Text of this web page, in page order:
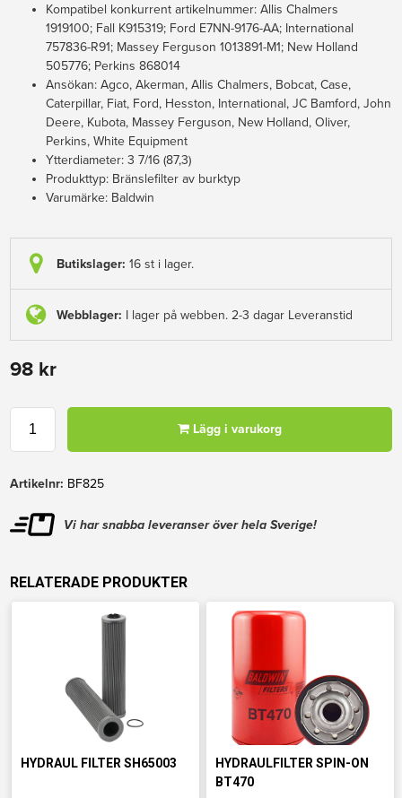
Kompatibel konkurrent artikelnummer:Allis Chalmers
1919100; Fall K915319; Ford E7NN-9176-AA; International
757836-R91; Massey Ferguson 1013891-M1; New Holland
505776; Perkins 868014
Ansökan:Agco, Akerman, Allis Chalmers, Bobcat, Case,
Caterpillar, Fiat, Ford, Hesston, International, JC Bamford, John
Deere, Kubota, Massey Ferguson, New Holland, Oliver,
Perkins, White Equipment
Ytterdiameter:3 7/16 (87,3)
Produkttyp: Bränslefilter av burktyp
Varumärke: Baldwin
Butikslager:16 st i lager.
Webblager: I lager på webben. 2-3 dagar Leveranstid
98 kr
Lägg i varukorg
Artikelnr: BF825
Vi har snabba leveranser över hela Sverige!
RELATERADE PRODUKTER
HYDRAUL FILTER SH65003
HYDRAULFILTER SPIN-ON
BT470